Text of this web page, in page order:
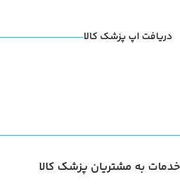
دریافت اپ پزشک کالا
خدمات به مشتریان پزشک کالا